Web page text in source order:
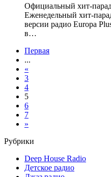
Официальный хит-
Еженедельный хит-
версии радио Europa
в…
Первая
...
«
3
4
5
6
7
»
Рубрики
Deep House Radio
Детское радио